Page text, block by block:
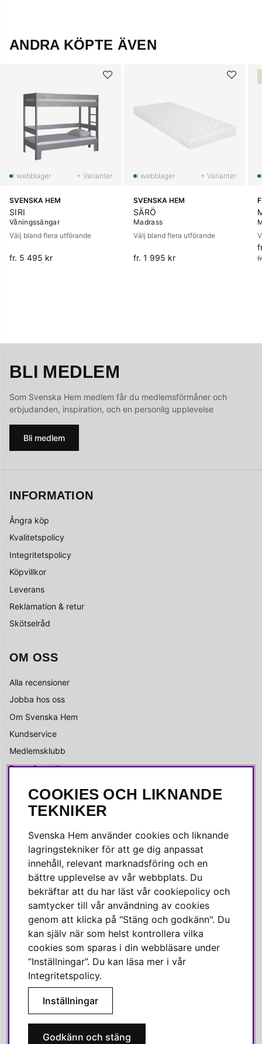
ANDRA KÖPTE ÄVEN
+ Varianter
SVENSKA HEM
SIRI
Våningssängar
Välj bland flera utförande
fr. 5 495 kr
+ Varianter
SVENSKA HEM
SÄRÖ
Madrass
Välj bland flera utförande
fr. 1 995 kr
BLI MEDLEM
Som Svenska Hem medlem får du medlemsförmåner och
erbjudanden, inspiration, och en personlig upplevelse
Bli medlem
INFORMATION
Ångra köp
Kvalitetspolicy
Integritetspolicy
Köpvillkor
Leverans
Reklamation & retur
Skötselråd
OM OSS
Alla recensioner
Jobba hos oss
Om Svenska Hem
Kundservice
Medlemsklubb
Press & media
SOCIALA MEDIER
Instagram
Linkedin
Pinterest
SVENSKA HEM
Varmt välkommen till Svenska Hem!
Vi värdesätter våra kunder högt och finns här för att hjälpa dig
om du har några frågor eller vill ha inspiration.
010-35 00 610
E-post: e-handel@svenskahem.se
Våra butiker
COOKIES OCH LIKNANDE
TEKNIKER
Svenska Hem använder cookies och liknande
lagringstekniker för att ge dig anpassat
innehåll, relevant marknadsföring och en
bättre upplevelse av vår webbplats. Du
bekräftar att du har läst vår cookiepolicy och
samtycker till vår användning av cookies
genom att klicka på "Stäng och godkänn". Du
kan själv när som helst kontrollera vilka
cookies som sparas i din webbläsare under
”Inställningar”. Du kan läsa mer i vår
Integritetspolicy.
Inställningar
Godkänn och stäng